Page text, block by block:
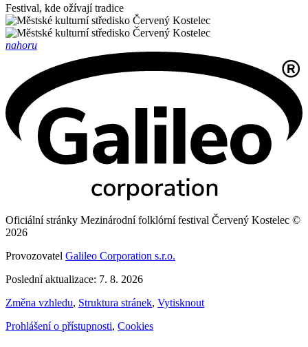
Festival, kde ožívají tradice
nahoru
Oficiální stránky Mezinárodní folklórní festival Červený Kostelec ©
2026
Provozovatel Galileo Corporation s.r.o.
Poslední aktualizace: 7. 8. 2026
Změna vzhledu, Struktura stránek, Vytisknout
Prohlášení o přístupnosti, Cookies